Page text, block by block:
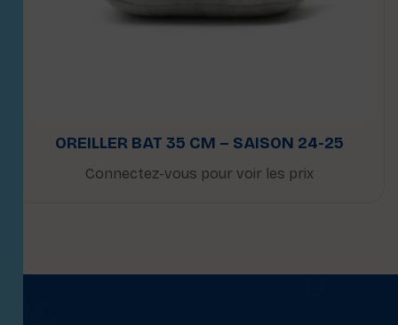
OREILLER BAT 35 CM – SAISON 24-25
Connectez-vous pour voir les prix